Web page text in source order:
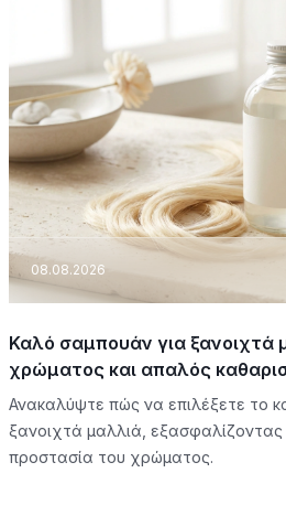
08.08.2026
Καλό σαμπουάν για ξανοιχτά
χρώματος και απαλός
Ανακαλύψτε πώς να επιλέξετε το
ξανοιχτά μαλλιά,
προστασία του χρώματος.